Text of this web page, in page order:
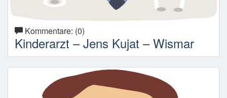
Kommentare: (0)
Kinderarzt – Jens Kujat – Wismar